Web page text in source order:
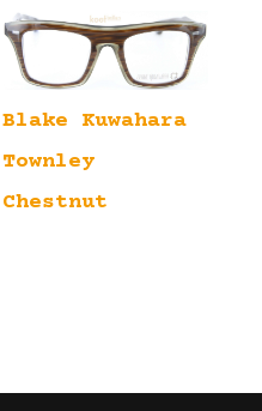
Blake Kuwahara
Townley
Chestnut